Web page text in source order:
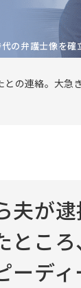
の弁護士像を
との連絡。大
夫が
とこ
ディ